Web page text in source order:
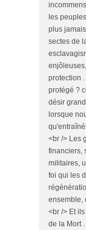
les
plus
sectes de
protection
protégé ?
désir
lorsque
<br /> Les
financiers,
militaires,
foi qui les
ensemble,
<br /> Et
de la Mort .